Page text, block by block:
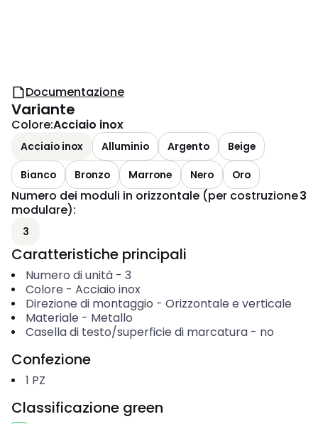
Documentazione
Variante
Colore:Acciaio inox
Acciaio inox Alluminio Argento
Beige
Bianco
Bronzo Marrone Nero Oro
Numero dei moduli in orizzontale (per costruzione
modulare):
3
3
Caratteristiche principali
Numero di unità- 3
Colore - Acciaio inox
Direzione di montaggio - Orizzontale e verticale
Materiale - Metallo
Casella di testo/superficie di marcatura- no
Confezione
1 PZ
Classificazione green